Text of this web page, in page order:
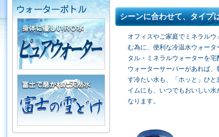
シーンに合わせて、タイプ
オフィスやご家庭でミネラルウ
む為に、便利な冷温水ウォータ
タル・ミネラルウォーターを宅
ウォーターサーバーがあれば、
す冷たい水も、「ホッと」ひと
イムにも、いつでもおいしい水
なります。